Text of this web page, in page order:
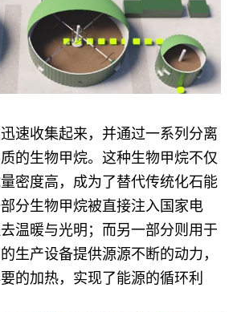
速收集起来，并通过一系列分离
的生物甲烷。这种生物甲烷不仅
密度高，成为了替代传统化石能
分生物甲烷被直接注入国家电
温暖与光明；而另一部分则用于
生产设备提供源源不断的动力，
的加热，实现了能源的循环利